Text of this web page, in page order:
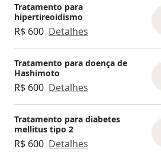
Tratamento para
hipertireoidismo
R$ 600 Detalhes
Tratamento para doença de
Hashimoto
R$ 600 Detalhes
Tratamento para diabetes
mellitus tipo 2
R$ 600 Detalhes